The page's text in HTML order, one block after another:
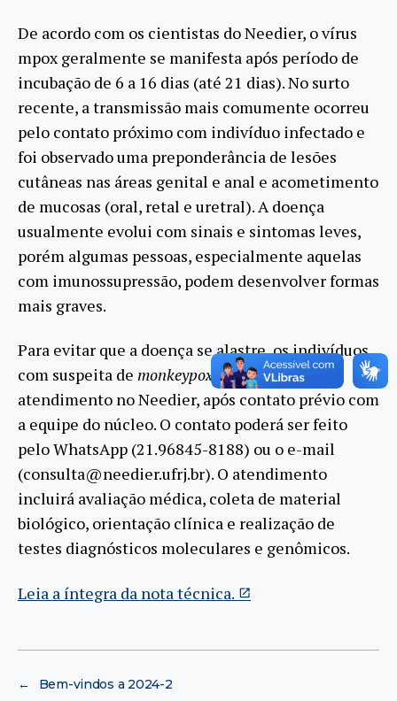
De acordo com os cientistas do Needier, o vírus
mpox geralmente se manifesta após período de
incubação de 6 a 16 dias (até 21 dias). No surto
recente, a transmissão mais comumente ocorreu
pelo contato próximo com indivíduo infectado e
foi observado uma preponderância de lesões
cutâneas nas áreas genital e anal e acometimento
de mucosas (oral, retal e uretral). A doença
usualmente evolui com sinais e sintomas leves,
porém algumas pessoas, especialmente aquelas
com imunossupressão, podem desenvolver formas
mais graves.
Para evitar que a doença se alastre, os indivíduos
com suspeita de monkeypox podem buscar
atendimento no Needier, após contato prévio com
a equipe do núcleo. O contato poderá ser feito
pelo WhatsApp (21.96845-8188) ou o e-mail
(consulta@needier.ufrj.br). O atendimento
incluirá avaliação médica, coleta de material
biológico, orientação clínica e realização de
testes diagnósticos moleculares e genômicos.
Leia a íntegra da nota técnica.
←
Bem-vindos a 2024-2